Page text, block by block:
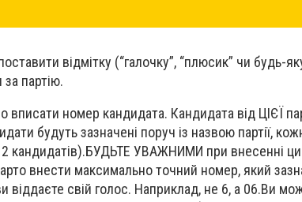
відмітку (“галочку”, “плюсик” чи будь-
партію.
вписати номер кандидата. Кандидата від ЦІЄЇ
будуть зазначені поруч із назвою партії,
кандидатів).БУДЬТЕ УВАЖНИМИ при внесенні
внести максимально точний номер, який
віддаєте свій голос. Наприклад, не 6, а 06.Ви